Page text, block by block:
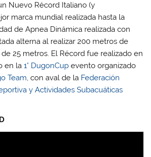
Nuevo Récord Italiano (y
marca mundial realizada hasta la
de Apnea Dinámica realizada con
alterna al realizar 200 metros de
25 metros. El Récord fue realizado en
en la1° DugonCup evento organizado
Team, con aval de la Federación
y Actividades Subacuáticas